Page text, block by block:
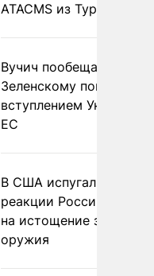
ATACMS из Турции
Вучич пообещал
Зеленскому помочь со
вступлением Украины в
ЕС
В США испугались
реакции России и
на истощение запасов
оружия